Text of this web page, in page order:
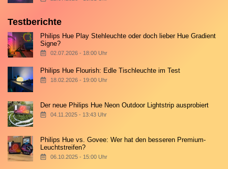
Testberichte
Philips Hue Play Stehleuchte oder doch lieber Hue Gradient
Signe?
02.07.2026 - 18:00 Uhr
Philips Hue Flourish: Edle Tischleuchte im Test
18.02.2026 - 19:00 Uhr
Der neue Philips Hue Neon Outdoor Lightstrip ausprobiert
04.11.2025 - 13:43 Uhr
Philips Hue vs. Govee: Wer hat den besseren Premium-
Leuchtstreifen?
06.10.2025 - 15:00 Uhr